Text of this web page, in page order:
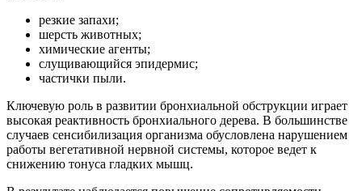
резкие запахи;
шерсть животных;
химические агенты;
слущивающийся эпидермис;
частички пыли.
Ключевую роль в развитии бронхиальной обструкции играет
высокая реактивность бронхиального дерева. В большинстве
случаев сенсибилизация организма обусловлена нарушением
работы вегетативной нервной системы, которое ведет к
снижению тонуса гладких мышц.